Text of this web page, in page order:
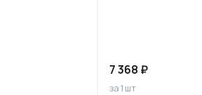
7 368 ₽
за 1 шт